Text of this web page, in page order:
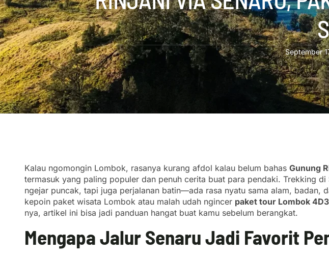
September
Kalau ngomongin Lombok, rasanya kurang afdol kalau belum bahas Gunung
termasuk yang paling populer dan penuh cerita buat para pendaki. Trekking di
ngejar puncak, tapi juga perjalanan batin—ada rasa nyatu sama alam, badan,
kepoin paket wisata Lombok atau malah udah ngincer paket tour Lombok
nya, artikel ini bisa jadi panduan hangat buat kamu sebelum berangkat.
Mengapa Jalur Senaru Jadi Favorit